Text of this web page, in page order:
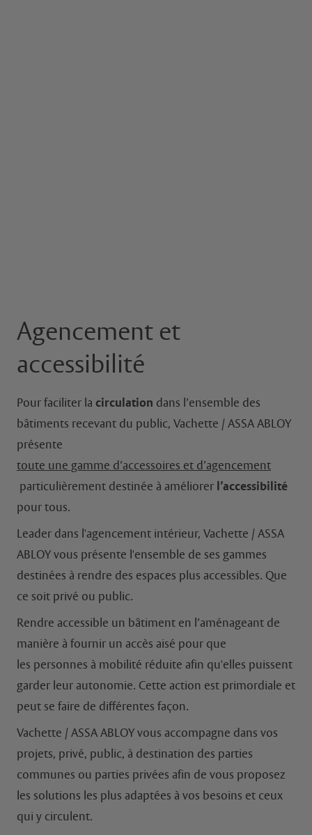
Agencement et
accessibilité
Pour faciliter la circulation dans l’ensemble des
bâtiments recevant du public, Vachette / ASSA ABLOY
présente
toute une gamme d’accessoires et d’agencement
particulièrement destinée à améliorer l’accessibilité
pour tous.
Leader dans l'agencement intérieur, Vachette / ASSA
ABLOY vous présente l'ensemble de ses gammes
destinées à rendre des espaces plus accessibles. Que
ce soit privé ou public.
Rendre accessible un bâtiment en l’aménageant de
manière à fournir un accès aisé pour que
les personnes à mobilité réduite afin qu'elles puissent
garder leur autonomie. Cette action est primordiale et
peut se faire de différentes façon.
Vachette / ASSA ABLOY vous accompagne dans vos
projets, privé, public, à destination des parties
communes ou parties privées afin de vous proposez
les solutions les plus adaptées à vos besoins et ceux
qui y circulent.